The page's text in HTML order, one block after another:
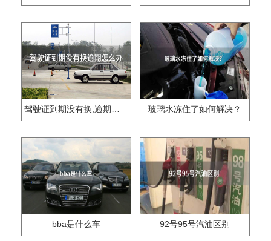
驾驶证到期没有换,逾期怎么办?? 玻璃水冻住了如何解决？
bba是什么车 92号95号汽油区别